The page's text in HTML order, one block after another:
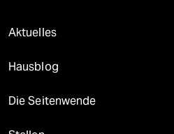
Aktuelles
Hausblog
Die Seitenwende